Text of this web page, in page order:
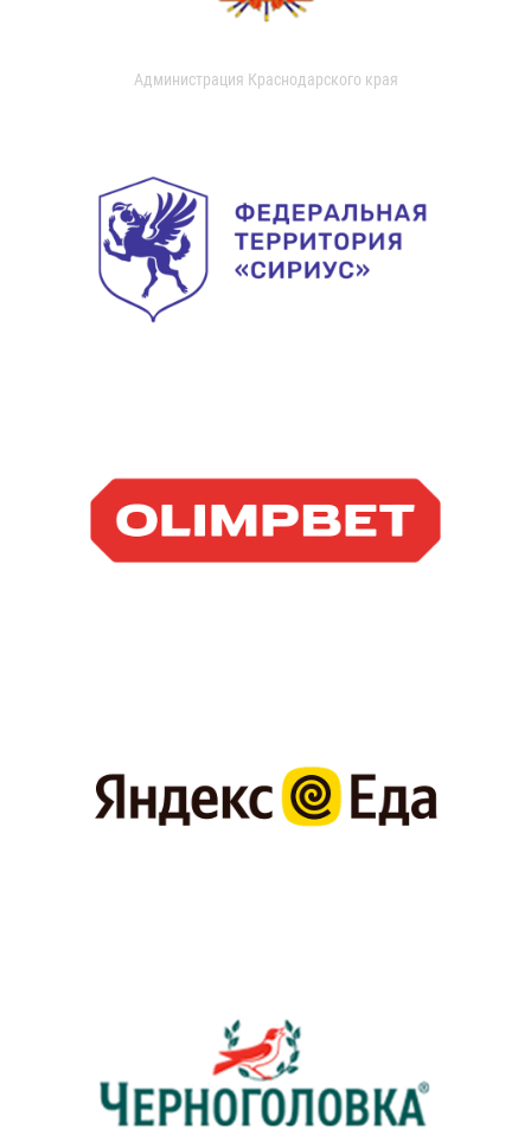
Администрация Краснодарского края